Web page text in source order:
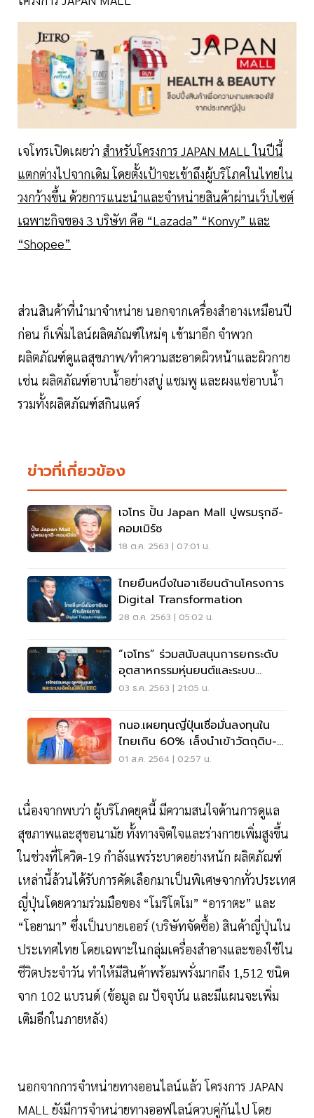
เจโทรเปิดเผยว่า สำหรับโครงการ JAPAN MALL ในปีนี้
แตกต่างไปจากเดิม โดยตั้งเป้าจะเข้าถึงผู้บริโภคในไทยใน
วงกว้างขึ้น ด้วยการแนะนำและจำหน่ายสินค้าผ่านเว็บไซต์
เฉพาะกิจของ 3 บริษัท คือ “Lazada” “Konvy” และ
“Shopee”
ส่วนสินค้าที่นำมาจำหน่าย นอกจากเครื่องสำอางเหมือนปี
ก่อน ก็เพิ่มไลน์ผลิตภัณฑ์ใหม่ๆ เข้ามาอีก จำพวก
ผลิตภัณฑ์ดูแลสุขภาพ/ทำความสะอาดผิวหน้าและผิวกาย
เช่น ผลิตภัณฑ์อาบน้ำอย่างสบู่ แชมพู และผงแช่อาบน้ำ
รวมทั้งผลิตภัณฑ์สกินแคร์
ข่าวที่เกี่ยวข้อง
เจโทร ปั้น Japan Mall ปูพรมรุกอี-
คอมเมิร์ซ
18 ต.ค. 2563 | 07:01 น.
ไทยยืนหนึ่งในอาเซียนด้านโครงการ
Digital Transformation
28 ต.ค. 2563 | 05:02 น.
“เจโทร” ร่วมสนับสนุนการยกระดับ
อุตสาหกรรมหุ่นยนต์และระบบ
อัตโนมัติในอีอีซี
03 ธ.ค. 2563 | 21:05 น.
กนอ.เผยทุนญี่ปุ่นเชื่อมั่นลงทุนใน
ไทยเกิน 60% เล็งนำเข้าวัตถุดิบ-
ชิ้นส่วน
01 ส.ค. 2564 | 02:57 น.
เนื่องจากพบว่า ผู้บริโภคยุคนี้ มีความสนใจด้านการดูแล
สุขภาพและสุขอนามัย ทั้งทางจิตใจและร่างกายเพิ่มสูงขึ้น
ในช่วงที่โควิด-19 กำลังแพร่ระบาดอย่างหนัก ผลิตภัณฑ์
เหล่านี้ล้วนได้รับการคัดเลือกมาเป็นพิเศษจากทั่วประเทศ
ญี่ปุ่นโดยความร่วมมือของ “โมริโตโม” “อาราตะ” และ
“โอยามา” ซึ่งเป็นบายเออร์ (บริษัทจัดซื้อ) สินค้าญี่ปุ่นใน
ประเทศไทย โดยเฉพาะในกลุ่มเครื่องสำอางและของใช้ใน
ชีวิตประจำวัน ทำให้มีสินค้าพร้อมพรั่งมากถึง 1,512 ชนิด
จาก 102 แบรนด์ (ข้อมูล ณ ปัจจุบัน และมีแผนจะเพิ่ม
เติมอีกในภายหลัง)
นอกจากการจำหน่ายทางออนไลน์แล้ว โครงการ JAPAN
MALL ยังมีการจำหน่ายทางออฟไลน์ควบคู่กันไป โดย